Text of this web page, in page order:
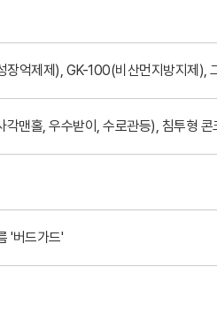
장억제제), GK-100(비산먼지방지제),
각맨홀, 우수받이, 수로관등), 침투형 콘
'버드가드'